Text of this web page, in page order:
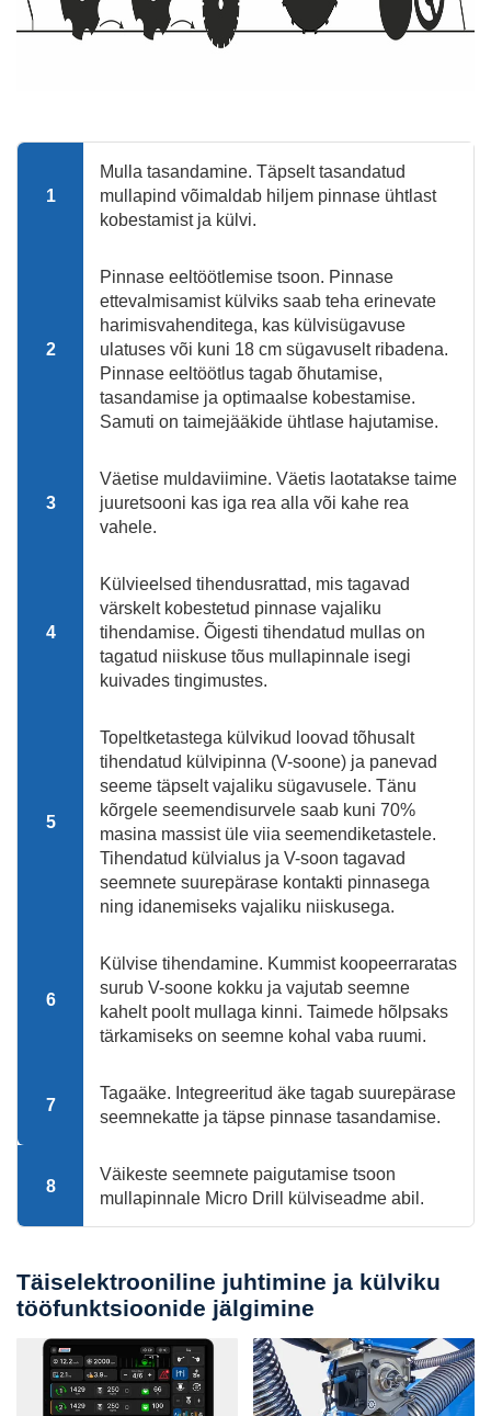
1
Mulla tasandamine. Täpselt tasandatud
mullapind võimaldab hiljem pinnase ühtlast
kobestamist ja külvi.
2
Pinnase eeltöötlemise tsoon. Pinnase
ettevalmisamist külviks saab teha erinevate
harimisvahenditega, kas külvisügavuse
ulatuses või kuni 18 cm sügavuselt ribadena.
Pinnase eeltöötlus tagab õhutamise,
tasandamise ja optimaalse kobestamise.
Samuti on taimejääkide ühtlase hajutamise.
3
Väetise muldaviimine. Väetis laotatakse taime
juuretsooni kas iga rea ​​alla või kahe rea
vahele.
4
Külvieelsed tihendusrattad, mis tagavad
värskelt kobestetud pinnase vajaliku
tihendamise. Õigesti tihendatud mullas on
tagatud niiskuse tõus mullapinnale isegi
kuivades tingimustes.
5
Topeltketastega külvikud loovad tõhusalt
tihendatud külvipinna (V-soone) ja panevad
seeme täpselt vajaliku sügavusele. Tänu
kõrgele seemendisurvele saab kuni 70%
masina massist üle viia seemendiketastele.
Tihendatud külvialus ja V-soon tagavad
seemnete suurepärase kontakti pinnasega
ning idanemiseks vajaliku niiskusega.
6
Külvise tihendamine. Kummist koopeerraratas
surub V-soone kokku ja vajutab seemne
kahelt poolt mullaga kinni. Taimede hõlpsaks
tärkamiseks on seemne kohal vaba ruumi.
7
Tagaäke. Integreeritud äke tagab suurepärase
seemnekatte ja täpse pinnase tasandamise.
8
Väikeste seemnete paigutamise tsoon
mullapinnale Micro Drill külviseadme abil.
Täiselektrooniline juhtimine ja külviku
tööfunktsioonide jälgimine